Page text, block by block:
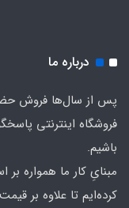
درباره ما
پس از سال‌ها فروش
فروشگاه اینترنتی
باشیم.
مبنایِ کار ما همواره
کرده‌ایم تا علاوه بر